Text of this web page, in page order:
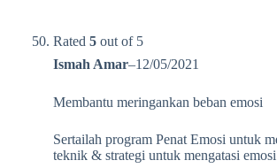
Rated 5 out of 5
Ismah Amar–12/05/2021
Membantu meringankan beban emosi
Sertailah program Penat Emosi untuk
teknik & strategi untuk mengatasi